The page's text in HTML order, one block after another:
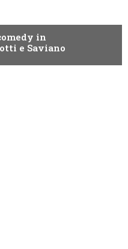
in
e Saviano